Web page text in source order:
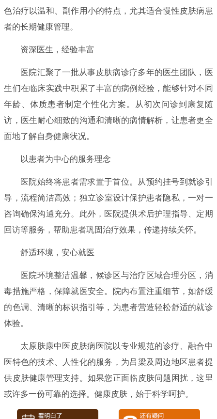
色治疗以温和、副作用小的特点，尤其适合慢性皮肤病患
者的长期健康管理。
资深医生，经验丰富
医院汇聚了一批从事皮肤病诊疗多年的医生团队，医
生们在临床实践中积累了丰富的病例经验，能够针对不同
年龄、体质患者制定个性化方案。从初次问诊到康复随
访，医生耐心细致的沟通和清晰的病情解析，让患者更全
面地了解自身健康状况。
以患者为中心的服务理念
医院始终将患者需求置于首位。从预约挂号到就诊引
导，流程简洁高效；独立诊室设计保护患者隐私，一对一
咨询确保沟通充分。此外，医院提供术后护理指导、定期
回访等服务，帮助患者巩固治疗效果，传递持续关怀。
舒适环境，安心就医
医院环境整洁温馨，候诊区与治疗区域合理分区，消
毒措施严格，保障就医安全。院内布置注重细节，如舒缓
的色调、清晰的标识指引等，为患者营造轻松舒适的就诊
体验。
太原肤康中医皮肤病医院以专业规范的诊疗、融合中
医特色的技术、人性化的服务，为吕梁及周边地区患者提
供皮肤健康管理支持。如果您正面临皮肤问题困扰，这里
或许多一份可靠的选择。健康皮肤，始于科学呵护。